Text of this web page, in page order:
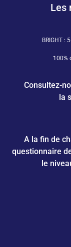
Les
BRIGHT :
100%
Consultez-
la
A la fin de
questionnaire
le